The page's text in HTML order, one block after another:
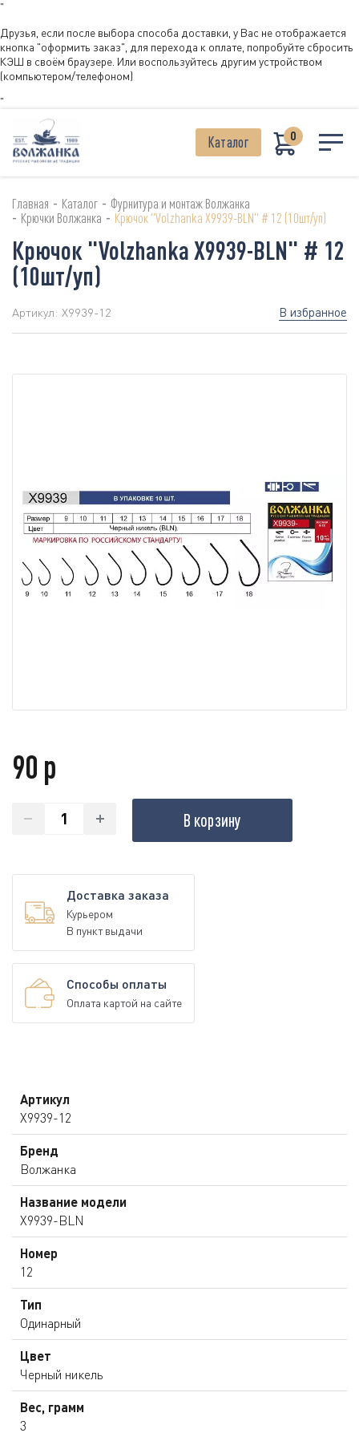
"
Друзья, если после выбора способа доставки, у Вас не отображается
кнопка "оформить заказ", для перехода к оплате, попробуйте сбросить
КЭШ в своём браузере. Или воспользуйтесь другим устройством
(компьютером/телефоном)
"
Каталог 0
Главная - Каталог - Фурнитура и монтаж Волжанка
- Крючки Волжанка - Крючок "Volzhanka X9939-BLN" # 12 (10шт/уп)
Крючок "Volzhanka X9939-BLN" # 12
(10шт/уп)
Артикул: X9939-12 В избранное
90 р
В корзину
Доставка заказа
Курьером
В пункт выдачи
Способы оплаты
Оплата картой на сайте
Артикул
X9939-12
Бренд
Волжанка
Название модели
X9939-BLN
Номер
12
Тип
Одинарный
Цвет
Черный никель
Вес, грамм
3